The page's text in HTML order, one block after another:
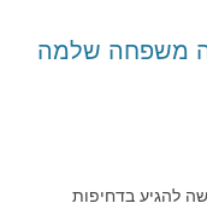
משפחה שלמה
להגיע בדחיפות